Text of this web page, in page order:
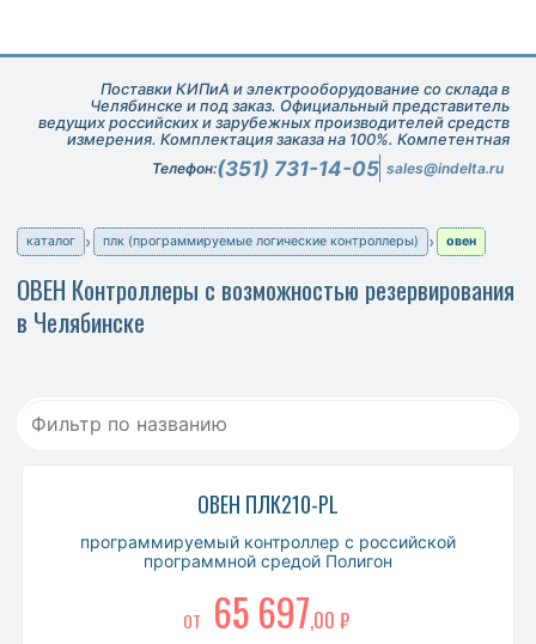
Поставки КИПиА и электрооборудование со склада в
Челябинске и под заказ. Официальный представитель
ведущих российских и зарубежных производителей средств
измерения. Комплектация заказа на 100%. Компетентная
техническая поддержка при подборе оборудования.
Телефон:(351) 731-14-05 sales@indelta.ru
каталог плк (программируемые логические контроллеры) овен
ОВЕН Контроллеры с возможностью резервирования
в Челябинске
ОВЕН ПЛК210-PL
программируемый контроллер с российской
программной средой Полигон
ОТ 65 697,00 ₽